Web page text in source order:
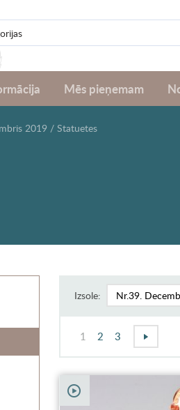
Mēs pieņemam
2019 / Statuetes
Izsole:
1 2 3